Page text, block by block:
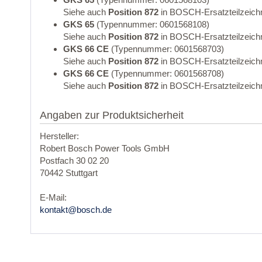
Siehe auch Position 872 in BOSCH-
GKS 65 (Typennummer: 0601568108)
Siehe auch Position 872 in BOSCH-
GKS 66 CE (Typennummer: 0601568703)
Siehe auch Position 872 in BOSCH-
GKS 66 CE (Typennummer: 0601568708)
Siehe auch Position 872 in BOSCH-
Angaben zur Produktsicherheit
Hersteller:
Robert Bosch Power Tools GmbH
Postfach 30 02 20
70442 Stuttgart
E-Mail:
kontakt@bosch.de